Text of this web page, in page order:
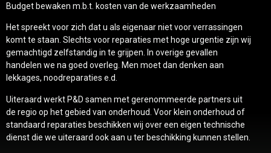
Budget bewaken m.b.t. kosten van de werkzaamheden
Het spreekt voor zich dat u als eigenaar niet voor verrassingen
komt te staan. Slechts voor reparaties met hoge urgentie zijn wij
gemachtigd zelfstandig in te grijpen. In overige gevallen
handelen we na goed overleg. Men moet dan denken aan
lekkages, noodreparaties e.d.
Uiteraard werkt P&D samen met gerenommeerde partners uit
de regio op het gebied van onderhoud. Voor klein onderhoud of
standaard reparaties beschikken wij over een eigen technische
dienst die we uiteraard ook aan u ter beschikking kunnen stellen.